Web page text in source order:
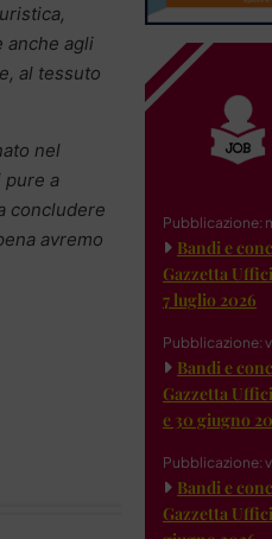
anche agli
al tessuto
nel
pure a
concludere
avremo
Pubblicazione:
Bandi e
Gazzetta
7 luglio 2026
Pubblicazione:
Bandi e
Gazzetta
e 30 giugno
Pubblicazione:
Bandi e
Gazzetta